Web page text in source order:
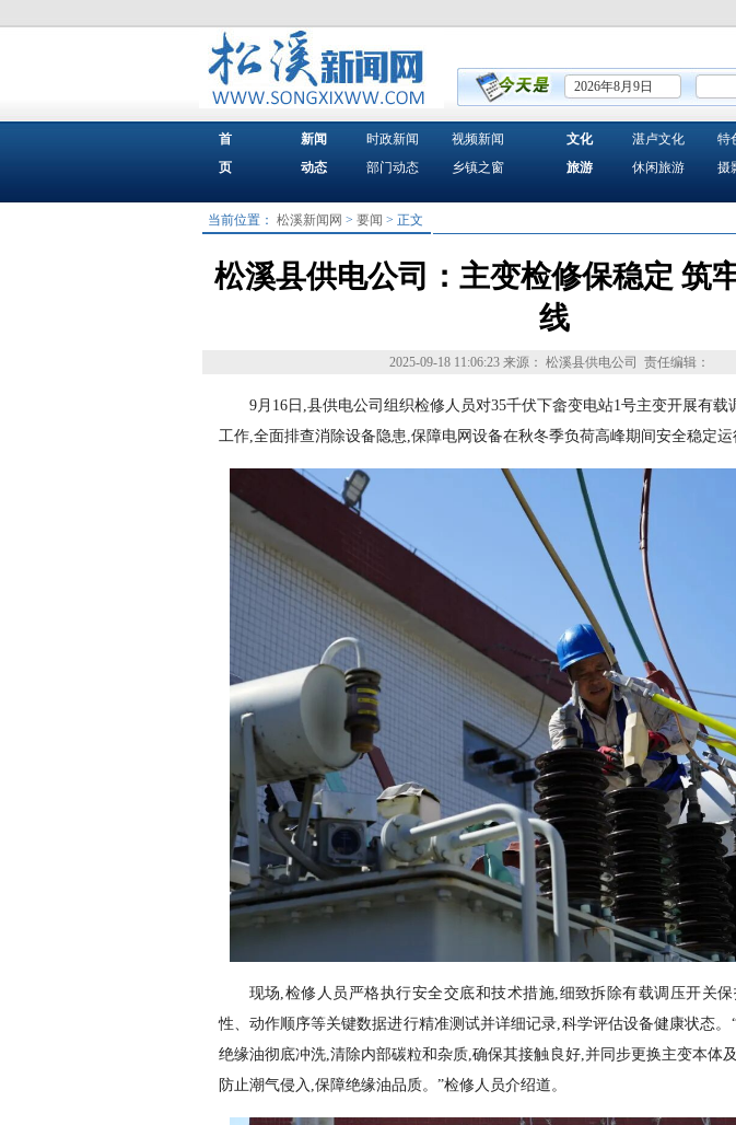
2026年8月9日
首
页
新闻
动态
时政新闻
部门动态
视频新闻
乡镇之窗
文化
旅游
湛卢文化
休闲旅游
特
摄
当前位置： 松溪新闻网 > 要闻 > 正文
松溪县供电公司：主变检修保稳定 筑
线
2025-09-18 11:06:23 来源： 松溪县供电公司 责任编辑：
9月16日,县供电公司组织检修人员对35千伏下畲变电站1号主变开展有载
工作,全面排查消除设备隐患,保障电网设备在秋冬季负荷高峰期间安全稳定运
现场,检修人员严格执行安全交底和技术措施,细致拆除有载调压开关
性、动作顺序等关键数据进行精准测试并详细记录,科学评估设备健康状态。
绝缘油彻底冲洗,清除内部碳粒和杂质,确保其接触良好,并同步更换主变本体
防止潮气侵入,保障绝缘油品质。”检修人员介绍道。